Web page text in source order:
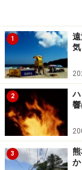
また、無圧雪
であるビーコ
しに入ることは
ドをつけて滑る
山岳ガイドや
もいます。最
近づかないこ
1
2
響
3
か